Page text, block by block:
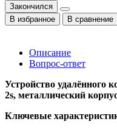
Закончился
В избранное
В сравнение
Описание
Вопрос-ответ
Устройство удалённого
2s, металлический
Ключевые